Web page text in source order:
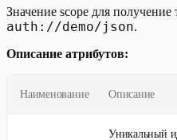
Значение scope для получение
auth://demo/json.
Описание атрибутов:
Наименование Описание
Уникальный